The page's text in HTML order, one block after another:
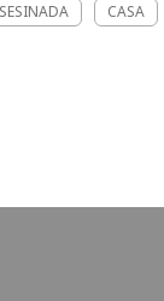
CASA